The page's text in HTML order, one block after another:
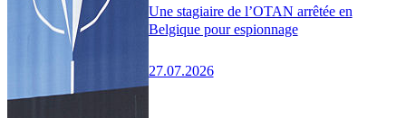
Une stagiaire de l’OTAN arrêtée en
Belgique pour espionnage
27.07.2026